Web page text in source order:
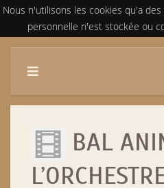
Nous n'utilisons les cookies qu'a
personnelle n'est stockée ou
BAL